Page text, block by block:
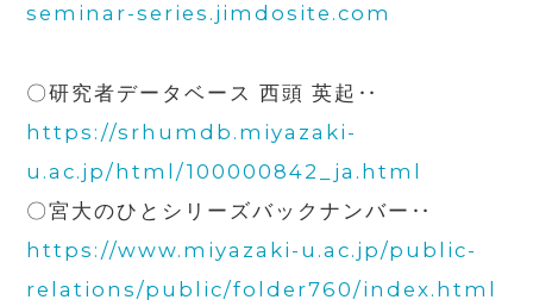
seminar-series.jimdosite.com
〇研究者データベース 西頭 英起‥
https://srhumdb.miyazaki-
u.ac.jp/html/100000842_ja.html
〇宮大のひとシリーズバックナンバー‥
https://www.miyazaki-u.ac.jp/public-
relations/public/folder760/index.html